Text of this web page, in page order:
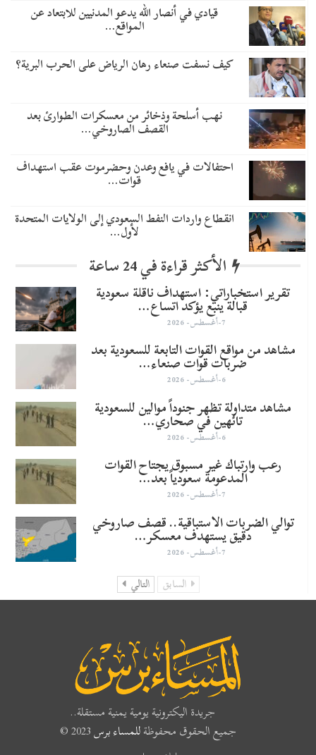
قيادي في أنصار الله يدعو المدنيين للابتعاد عن
المواقع…
كيف نسفت صنعاء رهان الرياض على الحرب البرية؟
نهب أسلحة وذخائر من معسكرات الطوارئ بعد
القصف الصاروخي…
احتفالات في يافع وعدن وحضرموت عقب استهداف
قوات…
انقطاع واردات النفط السعودي إلى الولايات المتحدة
لأول…
الأكثر قراءة في 24 ساعة
تقرير استخباراتي: استهداف ناقلة سعودية
قبالة ينبع يؤكد اتساع…
7-أغسطس- 2026
مشاهد من مواقع القوات التابعة للسعودية بعد
ضربات قوات صنعاء…
6-أغسطس- 2026
مشاهد متداولة تظهر جنوداً موالين للسعودية
تائهين في صحاري…
6-أغسطس- 2026
رعب وارتباك غير مسبوق يجتاح القوات
المدعومة سعودياً بعد…
7-أغسطس- 2026
توالي الضربات الاستباقية.. قصف صاروخي
دقيق يستهدف معسكر…
7-أغسطس- 2026
السابق التالي
جريدة اليكترونية يومية يمنية مستقلة..
جميع الحقوق محفوظةللمساء برس